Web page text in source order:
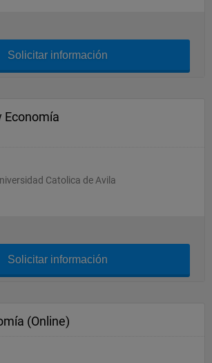
Solicitar información
Economía
Catolica de Avila
Solicitar información
(Online)